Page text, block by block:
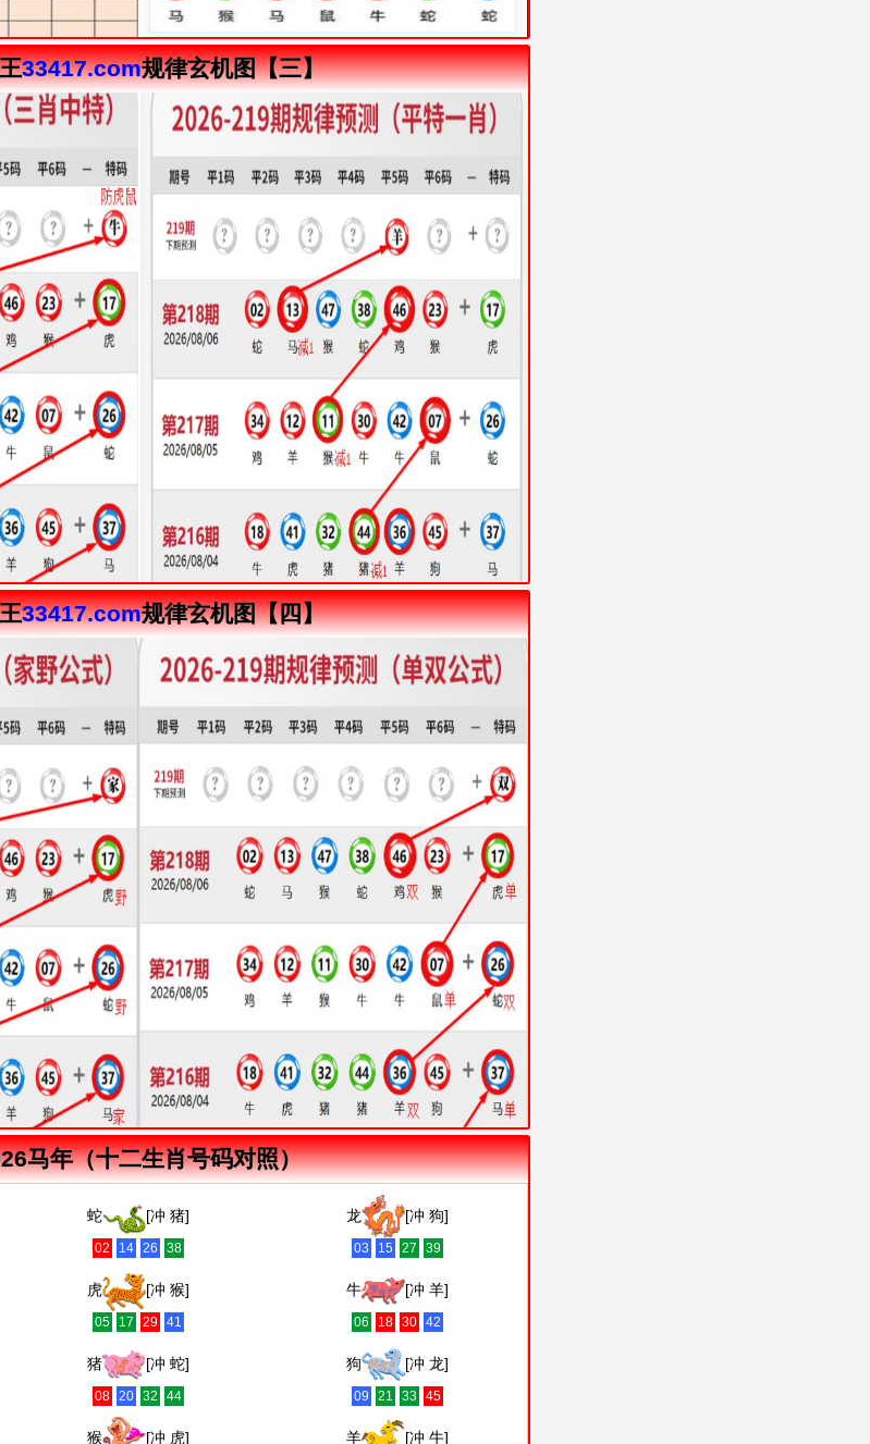
33417.com规律玄机图【三】
33417.com规律玄机图【四】
马年（十二生肖号码对照）